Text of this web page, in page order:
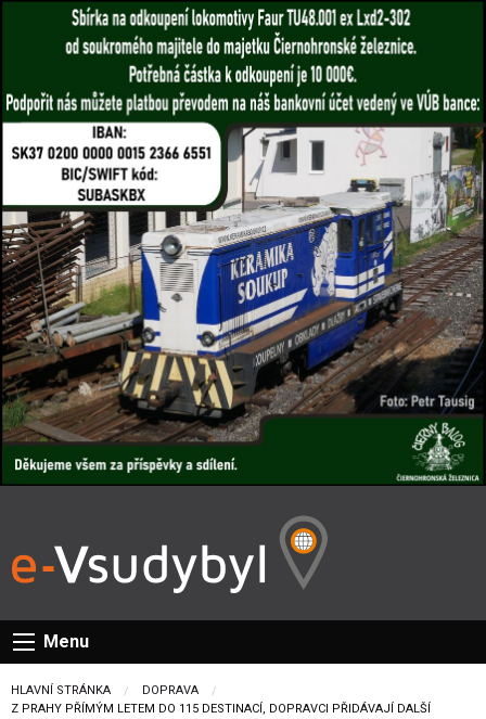
Menu
HLAVNÍ STRÁNKA
DOPRAVA
CURRENT:
Z PRAHY PŘÍMÝM LETEM DO 115 DESTINACÍ, DOPRAVCI PŘIDÁVAJÍ DALŠÍ